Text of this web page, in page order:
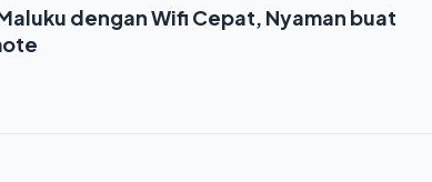
dengan Wifi Cepat, Nyaman buat